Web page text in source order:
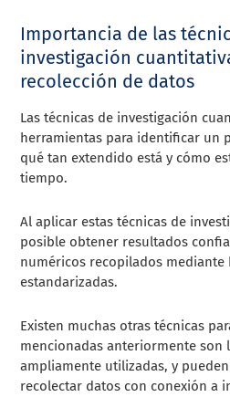
Importancia de las
investigación
recolección de datos
Las técnicas de investigación
herramientas para identificar un
qué tan extendido está y cómo
tiempo.
Al aplicar estas técnicas de
posible obtener resultados
numéricos recopilados mediante
estandarizadas.
Existen muchas otras técnicas
mencionadas anteriormente son
ampliamente utilizadas, y
recolectar datos con conexión a